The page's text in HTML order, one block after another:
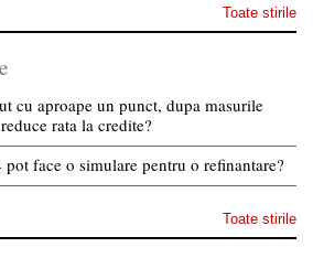
Toate stirile
cu aproape un punct, dupa masurile
rata la credite?
face o simulare pentru o refinantare?
Toate stirile